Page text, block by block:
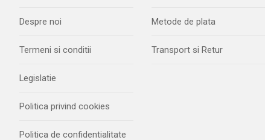
Despre noi
Termeni si conditii
Legislatie
Politica privind cookies
Politica de confidentialitate
Metode de plata
Transport si Retur